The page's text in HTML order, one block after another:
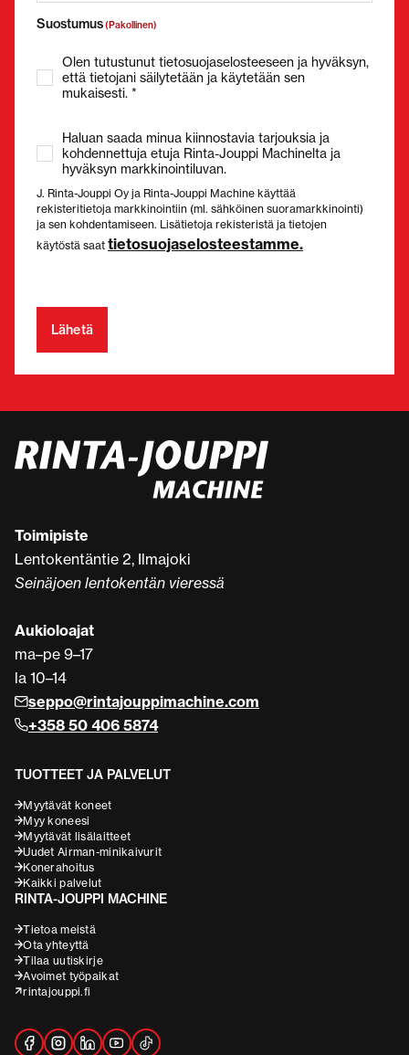
Suostumus(Pakollinen)
Olen tutustunut tietosuojaselosteeseen ja hyväksyn,
että tietojani säilytetään ja käytetään sen
mukaisesti. *
Haluan saada minua kiinnostavia tarjouksia ja
kohdennettuja etuja Rinta-Jouppi Machinelta ja
hyväksyn markkinointiluvan.
J. Rinta-Jouppi Oy ja Rinta-Jouppi Machine käyttää
rekisteritietoja markkinointiin (ml. sähköinen suoramarkkinointi)
ja sen kohdentamiseen. Lisätietoja rekisteristä ja tietojen
käytöstä saat tietosuojaselosteestamme.
Toimipiste
Lentokentäntie 2, Ilmajoki
Seinäjoen lentokentän vieressä
Aukioloajat
ma–pe 9–17
la 10–14
seppo@rintajouppimachine.com
+358 50 406 5874
TUOTTEET JA PALVELUT
Myytävät koneet
Myy koneesi
Myytävät lisälaitteet
Uudet Airman-minikaivurit
Konerahoitus
Kaikki palvelut
RINTA-JOUPPI MACHINE
Tietoa meistä
Ota yhteyttä
Tilaa uutiskirje
Avoimet työpaikat
rintajouppi.fi